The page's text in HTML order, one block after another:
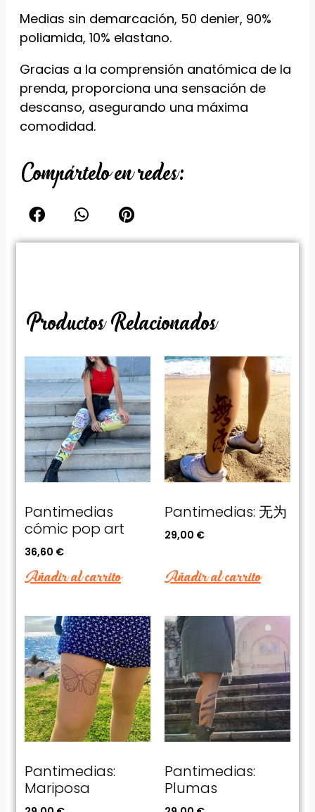
Medias sin demarcación, 50 denier, 90%
poliamida, 10% elastano.
Gracias a la comprensión anatómica de la
prenda, proporciona una sensación de
descanso, asegurando una máxima
comodidad.
Compártelo en redes:
Productos Relacionados
Pantimedias
cómic pop art
36,60 €
Añadir al carrito
Pantimedias: 无为
29,00 €
Añadir al carrito
Pantimedias:
Mariposa
Pantimedias:
Plumas